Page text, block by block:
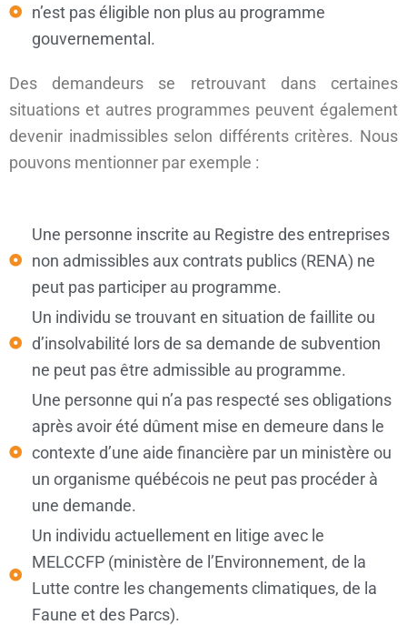
n’est pas éligible non plus au programme
gouvernemental.
Des demandeurs se retrouvant dans certaines
situations et autres programmes peuvent également
devenir inadmissibles selon différents critères. Nous
pouvons mentionner par exemple :
Une personne inscrite au Registre des entreprises
non admissibles aux contrats publics (RENA) ne
peut pas participer au programme.
Un individu se trouvant en situation de faillite ou
d’insolvabilité lors de sa demande de subvention
ne peut pas être admissible au programme.
Une personne qui n’a pas respecté ses obligations
après avoir été dûment mise en demeure dans le
contexte d’une aide financière par un ministère ou
un organisme québécois ne peut pas procéder à
une demande.
Un individu actuellement en litige avec le
MELCCFP (ministère de l’Environnement, de la
Lutte contre les changements climatiques, de la
Faune et des Parcs).